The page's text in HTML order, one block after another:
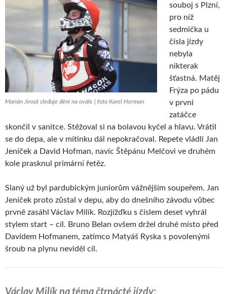
Marián Jirout sleduje dění na ovále | foto Karel Herman
souboj s Plzní,
pro níž
sedmička u
čísla jízdy
nebyla
nikterak
šťastná. Matěj
Frýza po pádu
v první
zatáčce
skončil v sanitce. Stěžoval si na bolavou kyčel a hlavu. Vrátil
se do depa, ale v mítinku dál nepokračoval. Repete vládli Jan
Jeníček a David Hofman, navíc Štěpánu Melčovi ve druhém
kole prasknul primární řetěz.
Slaný už byl pardubickým juniorům vážnějším soupeřem. Jan
Jeníček proto zůstal v depu, aby do dnešního závodu vůbec
prvně zasáhl Václav Milík. Rozjížďku s číslem deset vyhrál
stylem start – cíl. Bruno Belan ovšem držel druhé místo před
Davidem Hofmanem, zatímco Matyáš Ryska s povolenými
šroub na plynu neviděl cíl.
Václav Milík na téma čtrnácté jízdy: